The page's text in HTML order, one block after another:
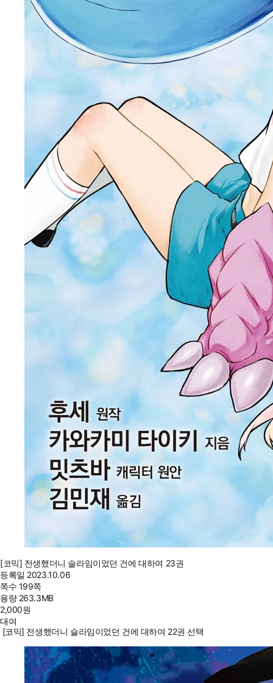
[코믹] 전생했더니 슬라임이었던 건에 대하여 23권
등록일 2023.10.06
쪽수 199쪽
용량 263.3MB
2,000원
대여
[코믹] 전생했더니 슬라임이었던 건에 대하여 22권 선택